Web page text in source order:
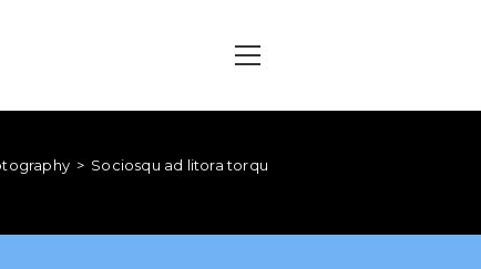
> Sociosqu ad litora torquent